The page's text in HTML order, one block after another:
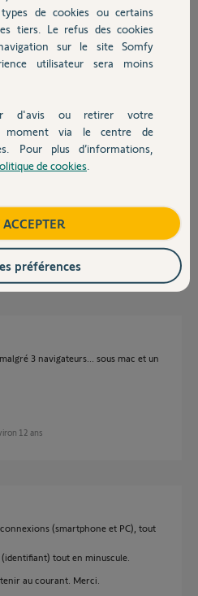
hier soir.
pas, videz le cache et les cookies
changer de navigateur.
12 ans
3 navigateurs... sous mac et un
12 ans
(smartphone et PC), tout
tout en minuscule.
au courant. Merci.
de cookies ou certains
tiers. Le refus des cookies
sur le site Somfy
utilisateur sera moins
d'avis ou retirer votre
moment via le centre de
Pour plus d’informations,
de cookies
préférences